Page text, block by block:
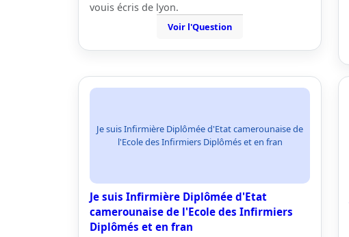
vouis écris de lyon.
Voir l'Question
Je suis Infirmière Diplômée d'Etat camerounaise de
l'Ecole des Infirmiers Diplômés et en fran
Je suis Infirmière Diplômée d'Etat
camerounaise de l'Ecole des Infirmiers
Diplômés et en fran